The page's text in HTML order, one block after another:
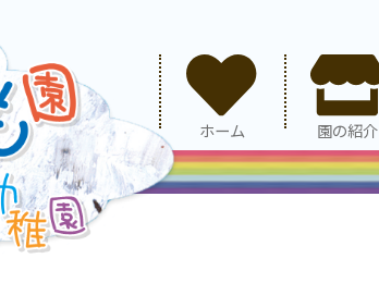
ホーム 園の紹介